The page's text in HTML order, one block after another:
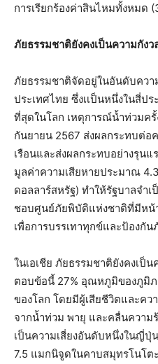
การเรียกร้องค่าสินไหมทั้งหมด
ภัยธรรมชาติยังคงเป็นความกังว
ภัยธรรมชาติจัดอยู่ในอันดับคว
ประเทศไทย ซึ่งเเป็นหนึ่งในสี่ป
ที่สุดในโลก เหตุการณ์น้ำท่วมค
กันยายน 2567 ส่งผลกระทบต่อ
เรือนและส่งผลกระทบอย่างรุน
มูลค่าความเสียหายประมาณ
ดอลลาร์สหรัฐ) ทำให้รัฐบาลจำ
ชอบศูนย์ภัยพิบัติแห่งชาติที่มีหน้
เพื่อการบรรเทาทุกข์และป้องกั
ในเอเชีย ภัยธรรมชาติยังคงเป็
ตอบข้อนี้ 27% อุณหภูมิของภูมิภ
ของโลก โดยมีผู้เสียชีวิตและคว
จากน้ำท่วม พายุ และคลื่นควา
เป็นความเสี่ยงอันดับหนึ่งในญี่
7.5 แมกนิจูดในคาบสมุทรโนโต